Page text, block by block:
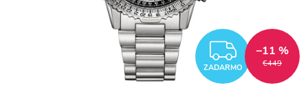
ZADARMO €449
–11 %